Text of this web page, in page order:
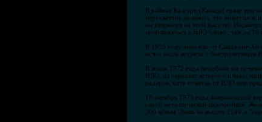
В районе Калгари (Канада) сразу три
перехватчик доложил, что видит цель
он взорвался на этой высоте).
приближаться к НЛО ближе, чем на 16
В 1955 году недалеко от Санджент-
исчез после встречи с быстролетящим
В конце 1972 года подобное же
НЛО, на перехват которого и было
радаров, хотя отметка от НЛО еще
18 октября 1973 года американский
серой металлической надстройкой.
300 м/мин. Лишь на высоте 1140 м